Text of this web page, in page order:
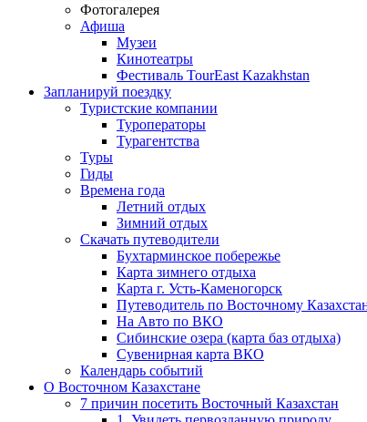
Фотогалерея
Афиша
Музеи
Кинотеатры
Фестиваль TourEast Kazakhstan
Запланируй поездку
Туристские компании
Туроператоры
Турагентства
Туры
Гиды
Времена года
Летний отдых
Зимний отдых
Скачать путеводители
Бухтарминское побережье
Карта зимнего отдыха
Карта г. Усть-Каменогорск
Путеводитель по Восточному
На Авто по ВКО
Сибинские озера (карта баз отдыха)
Сувенирная карта ВКО
Календарь событий
О Восточном Казахстане
7 причин посетить Восточный Казахстан